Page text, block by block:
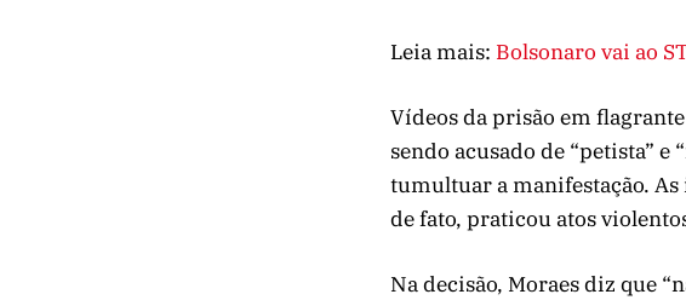
Leia mais: Bolsonaro vai ao
Vídeos da prisão em
sendo acusado de “petista”
tumultuar a manifestação. As
de fato, praticou atos
Na decisão, Moraes diz que